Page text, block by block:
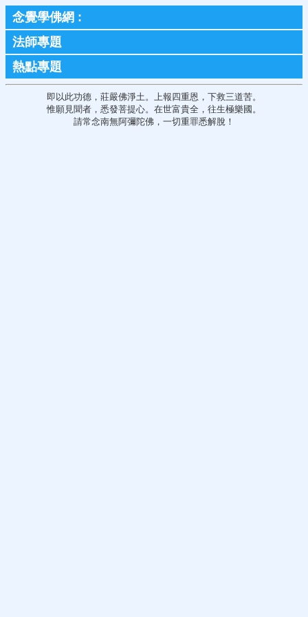
念覺學佛網 :
法師專題
熱點專題
即以此功德，莊嚴佛淨土。上報四重恩，下救三道苦。
惟願見聞者，悉發菩提心。在世富貴全，往生極樂國。
請常念南無阿彌陀佛，一切重罪悉解脫！